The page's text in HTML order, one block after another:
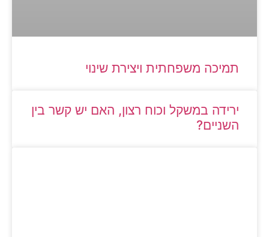
תמיכה משפחתית ויצירת שינוי
ירידה במשקל וכוח רצון, האם יש קשר בין
השניים?